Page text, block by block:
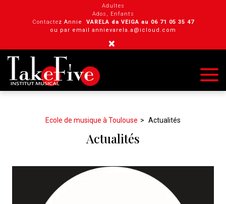
Adultes
Ados, Enfants
Contactez Annie VARELA da VEIGA au 0 6 71 05 35 47
ou par email annievarela.a@icloud.com
×
Ecole de musique à Toulouse Actualités
Actualités